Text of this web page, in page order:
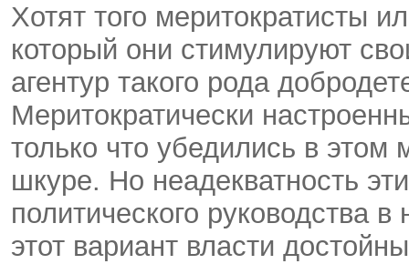
Хотят того меритократисты
который они стимулируют
агентур такого рода
Меритократически
только что убедились в этом
шкуре. Но неадекватность
политического руководства
этот вариант власти